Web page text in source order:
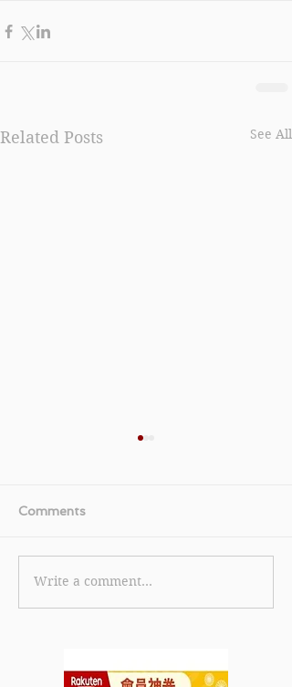
Related Posts See All
【美國運通白金卡優惠】
美國運通白金卡限時全新
贈 (優惠至2026年6月30
Comments
Write a comment...